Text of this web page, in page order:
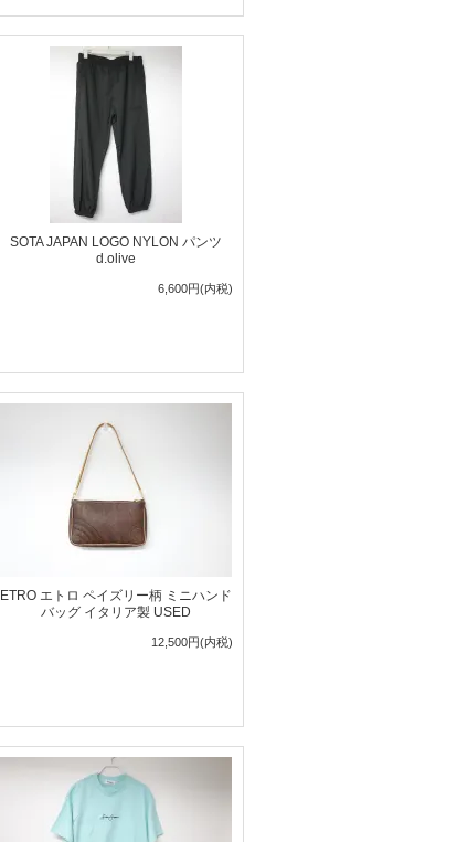
SOTA JAPAN LOGO NYLON パンツ
d.olive
6,600円(内税)
ETRO エトロ ペイズリー柄 ミニハンド
バッグ イタリア製 USED
12,500円(内税)